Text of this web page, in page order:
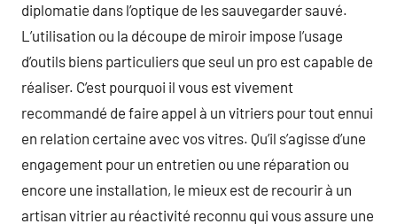
diplomatie dans l’optique de les sauvegarder sauvé.
L’utilisation ou la découpe de miroir impose l’usage
d’outils biens particuliers que seul un pro est capable de
réaliser. C’est pourquoi il vous est vivement
recommandé de faire appel à un vitriers pour tout ennui
en relation certaine avec vos vitres. Qu’il s’agisse d’une
engagement pour un entretien ou une réparation ou
encore une installation, le mieux est de recourir à un
artisan vitrier au réactivité reconnu qui vous assure une